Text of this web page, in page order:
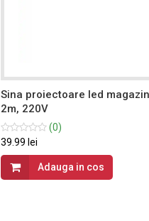
Sina proiectoare led
2m, 220V
(0)
39.99 lei
Adauga in cos